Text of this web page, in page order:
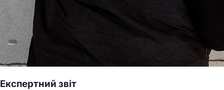
Експертний звіт